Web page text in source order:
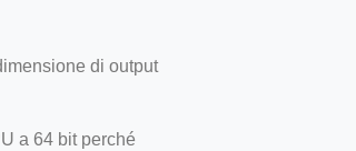
di output
a 64 bit perché